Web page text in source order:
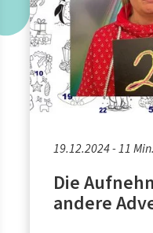
19.12.2024 - 11 Min.
Die
andere